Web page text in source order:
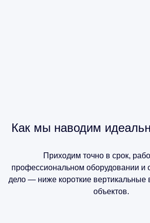
Как мы наводим
Приходим точно в срок,
профессиональном оборудовании и
дело — ниже короткие вертикальные
объектов.